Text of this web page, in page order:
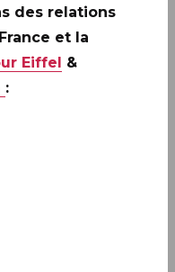
des relations
et la
Eiffel &
: